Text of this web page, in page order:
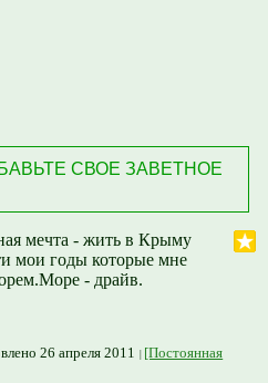
СВОЕ ЗАВЕТНОЕ
мечта - жить в Крыму
мои годы которые мне
- драйв.
26 апреля 2011
[Постоянная